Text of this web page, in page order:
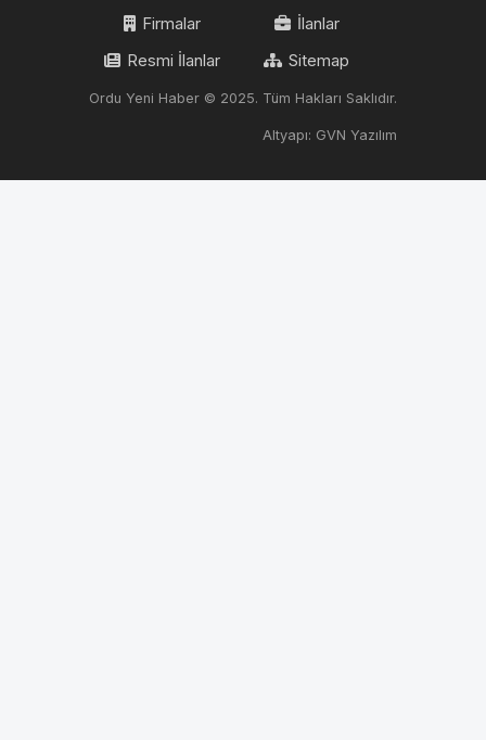
Firmalar
İlanlar
Resmi İlanlar
Sitemap
Ordu Yeni Haber © 2025. Tüm Hakları Saklıdır.
Altyapı: GVN Yazılım